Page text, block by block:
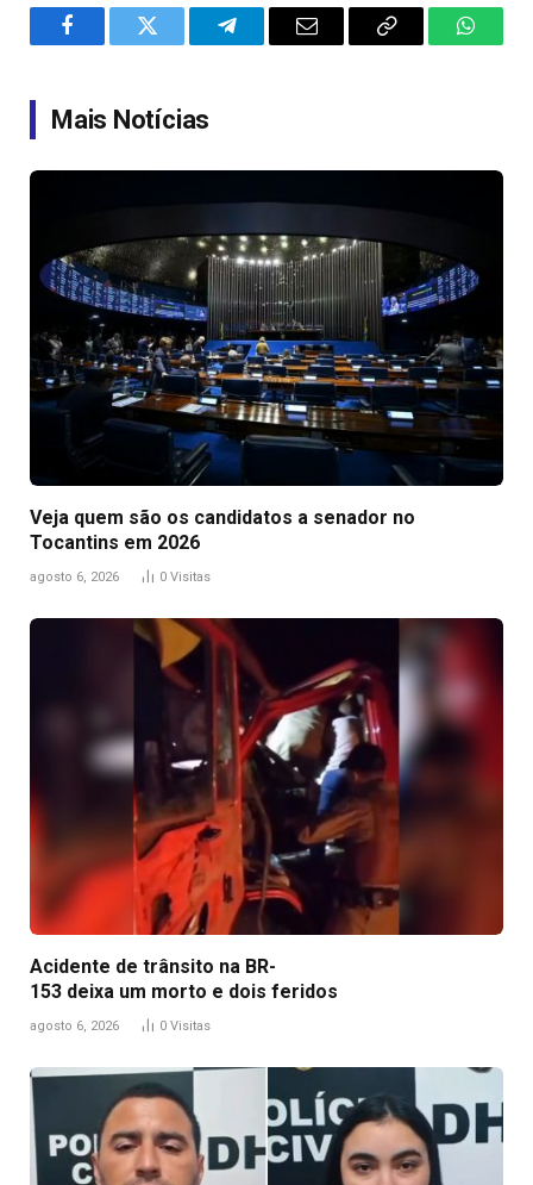
FacebookTwitter TelegramEmail
Copy
Mais Notícias
Veja quem são os candidatos a senador no
Tocantins em 2026
agosto 6, 2026 0 Visitas
Acidente de trânsito na BR-
153 deixa um morto e dois feridos
agosto 6, 2026 0 Visitas